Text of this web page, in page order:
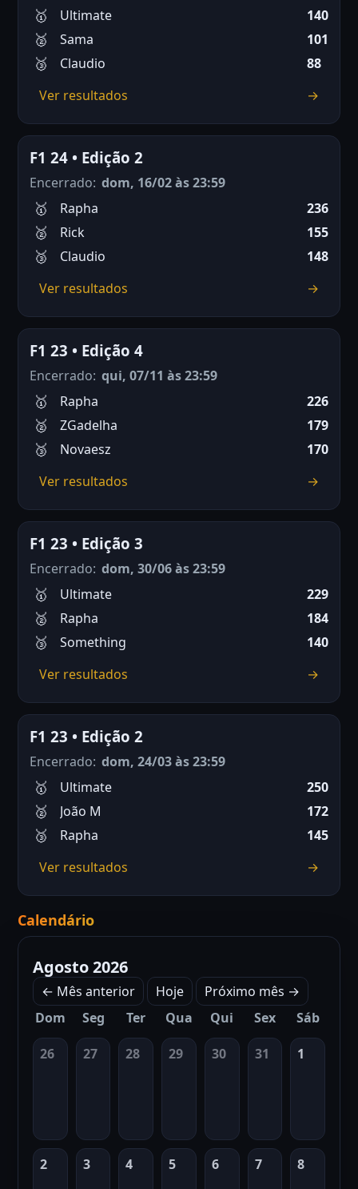
Ultimate
140
Sama
101
Claudio
88
Ver resultados
→
F1 24 • Edição 2
Encerrado: dom, 16/02 às 23:59
Rapha
236
Rick
155
Claudio
148
Ver resultados
→
F1 23 • Edição 4
Encerrado: qui, 07/11 às 23:59
Rapha
226
ZGadelha
179
Novaesz
170
Ver resultados
→
F1 23 • Edição 3
Encerrado: dom, 30/06 às 23:59
Ultimate
229
Rapha
184
Something
140
Ver resultados
→
F1 23 • Edição 2
Encerrado: dom, 24/03 às 23:59
Ultimate
250
João M
172
Rapha
145
Ver resultados
→
Calendário
Agosto 2026
← Mês anterior Hoje
Próximo mês →
Dom
Seg Ter Qua Qui Sex Sáb
26 27 28 29 30 31 1
2 3 4 5 6 7 8